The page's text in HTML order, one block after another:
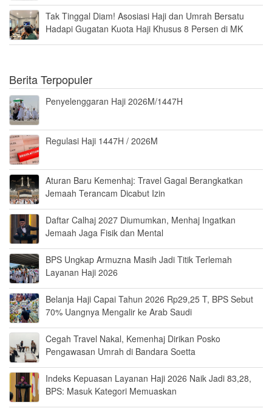
Tak Tinggal Diam! Asosiasi Haji dan Umrah Bersatu
Hadapi Gugatan Kuota Haji Khusus 8 Persen di MK
Berita Terpopuler
Penyelenggaran Haji 2026M/1447H
Regulasi Haji 1447H / 2026M
Aturan Baru Kemenhaj: Travel Gagal Berangkatkan
Jemaah Terancam Dicabut Izin
Daftar Calhaj 2027 Diumumkan, Menhaj Ingatkan
Jemaah Jaga Fisik dan Mental
BPS Ungkap Armuzna Masih Jadi Titik Terlemah
Layanan Haji 2026
Belanja Haji Capai Tahun 2026 Rp29,25 T, BPS Sebut
70% Uangnya Mengalir ke Arab Saudi
Cegah Travel Nakal, Kemenhaj Dirikan Posko
Pengawasan Umrah di Bandara Soetta
Indeks Kepuasan Layanan Haji 2026 Naik Jadi 83,28,
BPS: Masuk Kategori Memuaskan